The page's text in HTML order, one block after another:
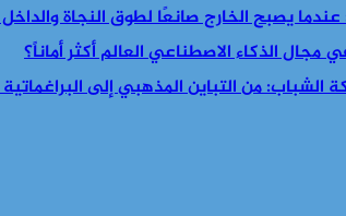
عندما يصبح الخارج صانعًا لطوق النجاة
الذكاء الاصطناعي العالم أكثر أماناً؟
الشباب: من التباين المذهبي إلى البراغماتية